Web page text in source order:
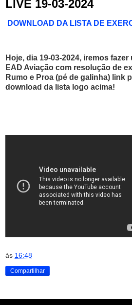
LIVE 19-03-2024
DOWNLOAD DA LISTA DE
Hoje, dia 19-03-2024, iremos
EAD Aviação com resolução de
Rumo e Proa (pé de galinha) link
download da lista logo acima!
às 16:48
Compartilhar